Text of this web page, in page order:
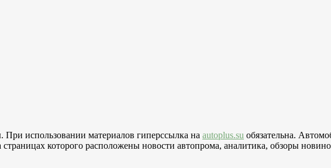
использовании материалов гиперссылка на autoplus.su обязательна.
которого расположены новости автопрома, аналитика, обзоры